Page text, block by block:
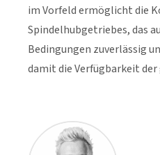
im Vorfeld ermöglicht die
Spindelhubgetriebes, das
Bedingungen zuverlässig
damit die Verfügbarkeit